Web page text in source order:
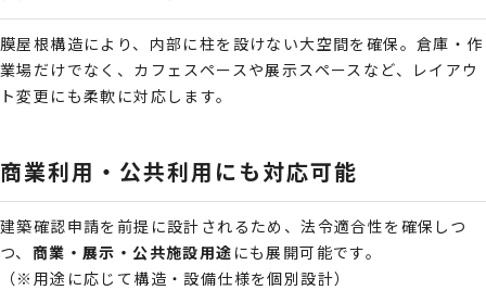
膜屋根構造により、内部に柱を設けない大空間を確保。倉庫・作
業場だけでなく、カフェスペースや展示スペースなど、レイアウ
ト変更にも柔軟に対応します。
商業利用・公共利用にも対応可能
建築確認申請を前提に設計されるため、法令適合性を確保しつ
つ、 商業・展示・公共施設用途 にも展開可能です。
（※用途に応じて構造・設備仕様を個別設計）